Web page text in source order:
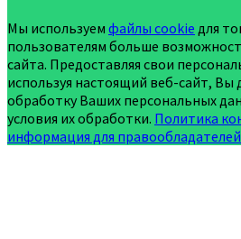
Мы используем файлы cookie для
пользователям больше
сайта. Предоставляя свои
используя настоящий веб-сайт, Вы
обработку Ваших персональных
условия их обработки. Политика
информация для правообладателей